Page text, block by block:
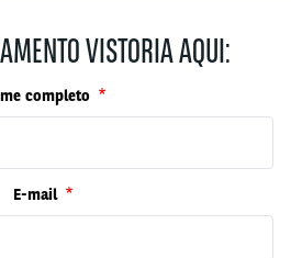
VISTORIA AQUI:
completo
E-mail